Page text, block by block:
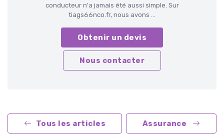
conducteur n'a jamais été aussi simple. Sur
tiags66nco.fr, nous avons ...
Obtenir un devis
Nous contacter
Tous les articles Assurance